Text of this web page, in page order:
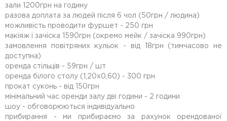
зали 1200грн на годину
разова доплата за людей після 6 чол (50грн / людина)
можливість проводити фуршет - 250 грн
макіяж і зачіска 1590грн (окремо мейк / зачіска 990грн)
замовлення повітряних кульок - від 18грн (тимчасово не
доступна)
оренда стільців - 59грн / шт
оренда білого столу (1,20х0,60) - 300 грн
прокат суконь - від 150грн
мінімальний час оренди залу дві години - 2 години
шоу - обговорюються індивідуально
прибирання - ми прибираємо за рахунок орендованої